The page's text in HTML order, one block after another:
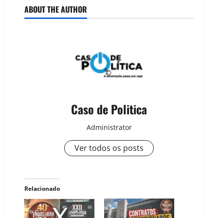
ABOUT THE AUTHOR
Caso de Politica
Administrator
Ver todos os posts
Relacionado